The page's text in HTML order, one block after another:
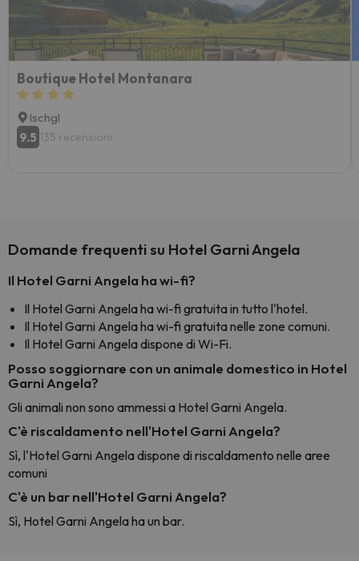
Boutique Hotel Montanara
Ischgl
9.5 135 recensioni
Domande frequenti su Hotel Garni Angela
Il Hotel Garni Angela ha wi-fi?
Il Hotel Garni Angela ha wi-fi gratuita in tutto l'hotel.
Il Hotel Garni Angela ha wi-fi gratuita nelle zone comuni.
Il Hotel Garni Angela dispone di Wi-Fi.
Posso soggiornare con un animale domestico in Hotel
Garni Angela?
Gli animali non sono ammessi a Hotel Garni Angela.
C'è riscaldamento nell'Hotel Garni Angela?
Sì, l'Hotel Garni Angela dispone di riscaldamento nelle aree
comuni
C'è un bar nell'Hotel Garni Angela?
Sì, Hotel Garni Angela ha un bar.